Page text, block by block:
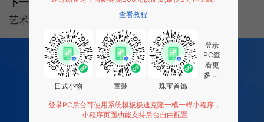
下一篇:
艺术培训小程序:艺术培训小程序开发功能解决方案
免费试用小程序
200 多项功能全部免费开发
全行业场景 适用
0 成本 0 门槛 一键生成
让每个商家都拥有适合自己的小程序
查看教程
日式小物 童装 珠宝首饰
登录
PC查
看更
多.....
登录PC后台可使用系统模板极速克隆一模一样小程序，
小程序页面功能支持后台自由配置